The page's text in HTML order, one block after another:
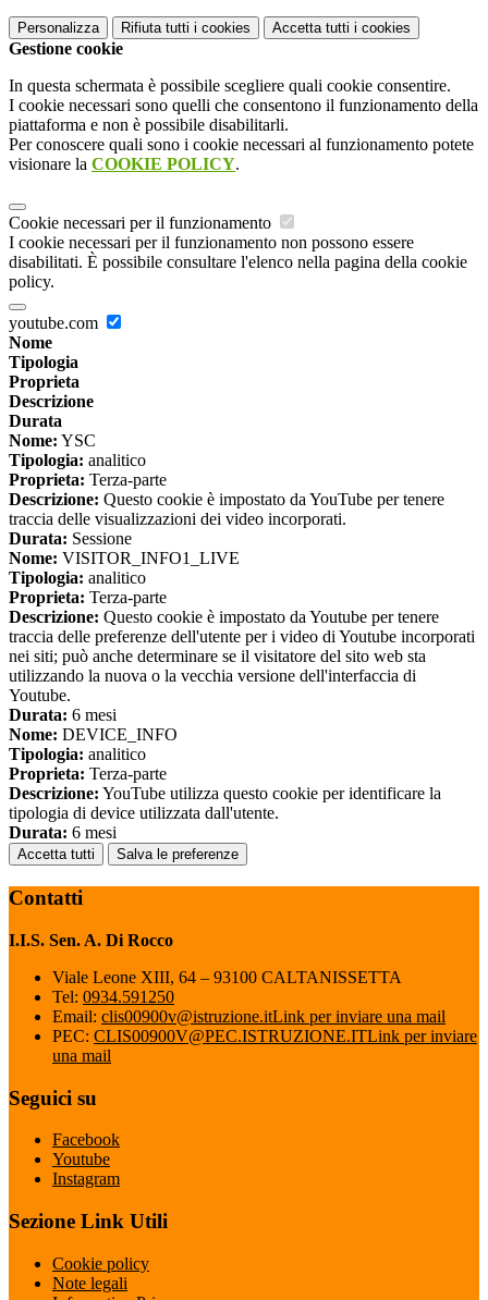
Personalizza Rifiuta tutti i cookies Accetta tutti i cookies
Gestione cookie
In questa schermata è possibile scegliere quali cookie consentire.
I cookie necessari sono quelli che consentono il funzionamento della
piattaforma e non è possibile disabilitarli.
Per conoscere quali sono i cookie necessari al funzionamento potete
visionare la COOKIE POLICY.
Cookie necessari per il funzionamento
I cookie necessari per il funzionamento non possono essere
disabilitati. È possibile consultare l'elenco nella pagina della cookie
policy.
youtube.com
Nome
Tipologia
Proprieta
Descrizione
Durata
Nome: YSC
Tipologia: analitico
Proprieta: Terza-parte
Descrizione: Questo cookie è impostato da YouTube per tenere
traccia delle visualizzazioni dei video incorporati.
Durata: Sessione
Nome: VISITOR_INFO1_LIVE
Tipologia: analitico
Proprieta: Terza-parte
Descrizione: Questo cookie è impostato da Youtube per tenere
traccia delle preferenze dell'utente per i video di Youtube incorporati
nei siti; può anche determinare se il visitatore del sito web sta
utilizzando la nuova o la vecchia versione dell'interfaccia di
Youtube.
Durata: 6 mesi
Nome: DEVICE_INFO
Tipologia: analitico
Proprieta: Terza-parte
Descrizione: YouTube utilizza questo cookie per identificare la
tipologia di device utilizzata dall'utente.
Durata: 6 mesi
Accetta tutti Salva le preferenze
Contatti
I.I.S. Sen. A. Di Rocco
Viale Leone XIII, 64 – 93100 CALTANISSETTA
Tel: 0934.591250
Email: clis00900v@istruzione.itLink per inviare una mail
PEC: CLIS00900V@PEC.ISTRUZIONE.ITLink per inviare
una mail
Seguici su
Facebook
Youtube
Instagram
Sezione Link Utili
Cookie policy
Note legali